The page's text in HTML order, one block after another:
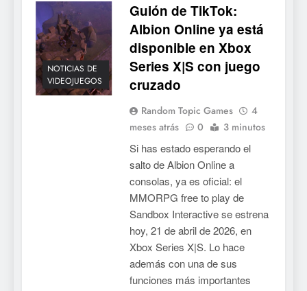
NOTICIAS DE
VIDEOJUEGOS
Guión de TikTok:
Albion Online ya está
disponible en Xbox
Series X|S con juego
cruzado
Random Topic Games
4
meses atrás
0 3 minutos
Si has estado esperando el
salto de Albion Online a
consolas, ya es oficial: el
MMORPG free to play de
Sandbox Interactive se estrena
hoy, 21 de abril de 2026, en
Xbox Series X|S. Lo hace
además con una de sus
funciones más importantes